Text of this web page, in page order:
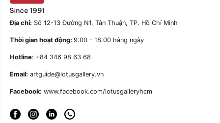
Địa chỉ: Số 12-13 Đường N1, Tân Thuận, TP. Hồ Chí Minh
Thời gian hoạt động: 9:00 - 18:00 hằng ngày
Hotline: +84 346 98 63 68
Email: artguide@lotusgallery.vn
Facebook: www.facebook.com/lotusgalleryhcm